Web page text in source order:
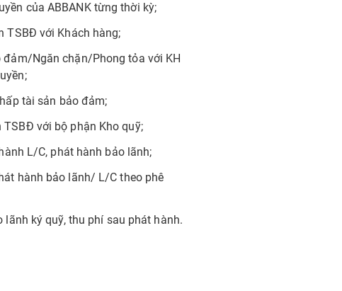
của ABBANK từng thời kỳ;
TSBĐ với Khách hàng;
Ngăn chặn/Phong tỏa với KH
tài sản bảo đảm;
với bộ phận Kho quỹ;
L/C, phát hành bảo lãnh;
hành bảo lãnh/ L/C theo phê
ký quỹ, thu phí sau phát hành.